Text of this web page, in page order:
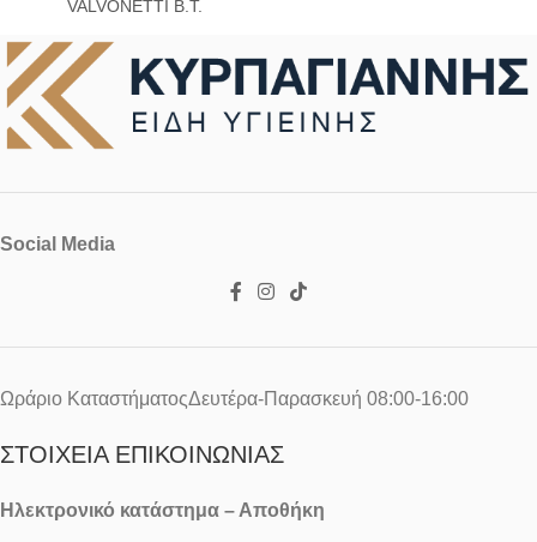
VALVONETTI B.T.
Social Media
Ωράριο ΚαταστήματοςΔευτέρα-Παρασκευή 08:00-16:00
ΣΤΟΙΧΕΊΑ ΕΠΙΚΟΙΝΩΝΊΑΣ
Ηλεκτρονικό κατάστημα – Αποθήκη